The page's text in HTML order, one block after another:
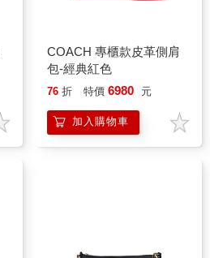
COACH 專櫃款皮革側肩
包-經典紅色
76 折 特價 6980 元
加入購物車